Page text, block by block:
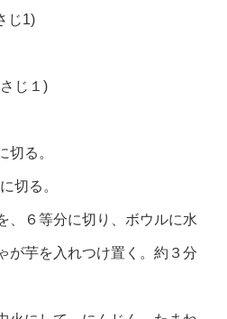
じ1)
じ１)
る。
切る。
、６等分に切り、ボウルに水
が芋を入れつけ置く。約３分